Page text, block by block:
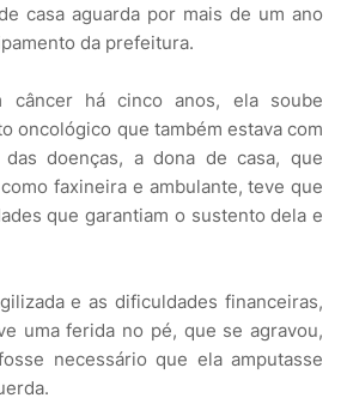
casa aguarda por mais de um ano
da prefeitura.
câncer há cinco anos, ela soube
oncológico que também estava com
doenças, a dona de casa, que
faxineira e ambulante, teve que
que garantiam o sustento dela e
e as dificuldades financeiras,
uma ferida no pé, que se agravou,
necessário que ela amputasse